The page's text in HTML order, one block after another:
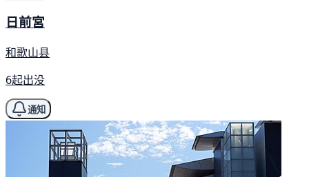
日前宮
和歌山县
6起出没
通知